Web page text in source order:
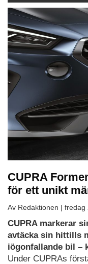
CUPRA
för ett unikt
Av Redaktionen | fredag
CUPRA markerar
avtäcka sin hittills
iögonfallande bil –
Under CUPRAs